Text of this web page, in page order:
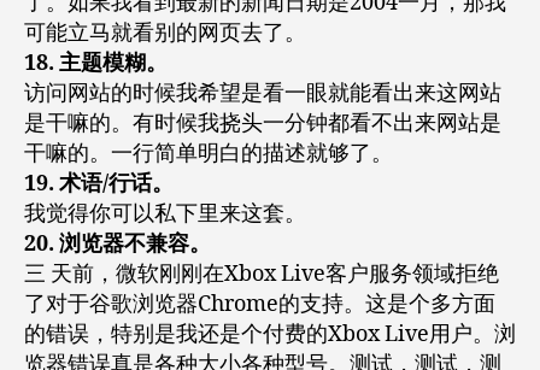
可能立马就看别的网页去了。
18. 主题模糊。
访问网站的时候我希望是看一眼就能看出来这网站
是干嘛的。有时候我挠头一分钟都看不出来网站是
干嘛的。一行简单明白的描述就够了。
19. 术语/行话。
我觉得你可以私下里来这套。
20. 浏览器不兼容。
三 天前，微软刚刚在Xbox Live客户服务领域拒绝
了对于谷歌浏览器Chrome的支持。这是个多方面
的错误，特别是我还是个付费的Xbox Live用户。浏
览器错误真是各种大小各种型号。测试，测试，测